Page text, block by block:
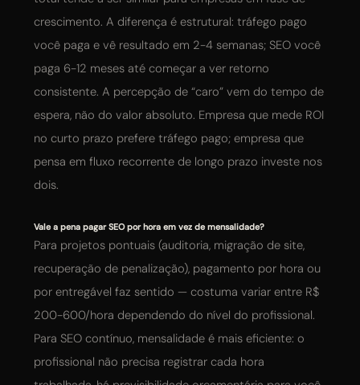
crescimento. A diferença é estrutural: tráfego pago
você paga e vê resultado em 2-4 semanas; SEO você
paga 6-12 meses até começar a ver retorno
consistente. A percepção de “caro” vem do tempo de
espera, não do valor absoluto. Empresa que mede ROI
no curto prazo prefere tráfego pago; empresa que
pensa em fluxo recorrente de longo prazo investe nos
dois.
Vale a pena pagar SEO por hora em vez de mensalidade?
Para projetos pontuais (auditoria, migração de site,
recuperação de penalização), pagamento por hora ou
por entregável faz sentido — costuma variar entre R$
200-600/hora dependendo do nível do profissional.
Para SEO contínuo, mensalidade é mais eficiente: o
profissional não precisa registrar cada hora